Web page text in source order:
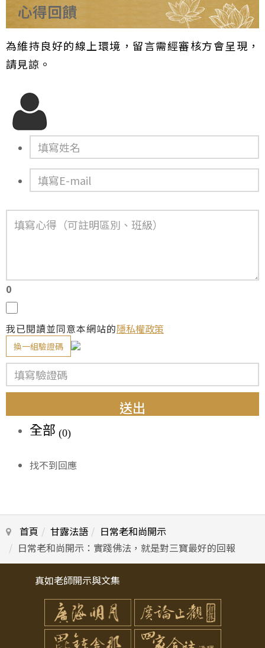
心得回饋
為維持良好的線上環境，留言需經審核方會呈現，
請見諒。
0
我已閱讀並同意本網站的隱私權政策
換一組驗證碼
送出
全部 (0)
找不到回應
首頁 甘露法語
日常老和尚開示
日常老和尚開示：實踐佛法，就是對三寶最好的回報
真如老師開示與文集